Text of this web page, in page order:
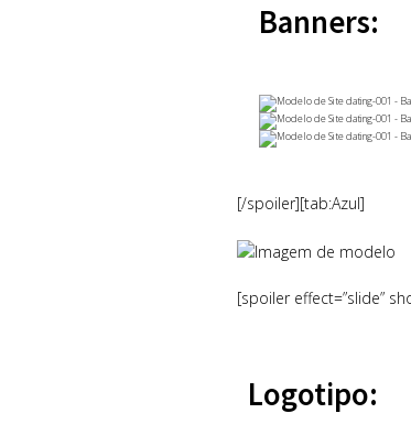
Banners:
[/spoiler][tab:Azul]
[spoiler effect=”slide”
Logotipo: